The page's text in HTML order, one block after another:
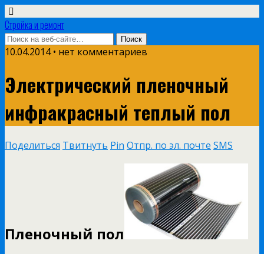
Стройка и ремонт
10.04.2014 • нет комментариев
Электрический пленочный
инфракрасный теплый пол
Поделиться Твитнуть Pin Отпр. по эл. почте SMS
Пленочный пол